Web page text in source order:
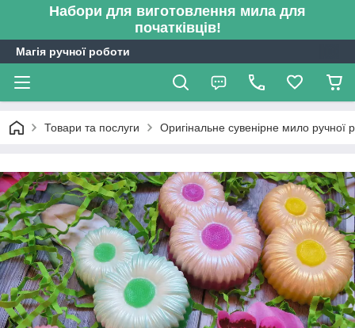
Набори для виготовлення мила для
початківців!
Магія ручної роботи
Товари та послуги Оригінальне сувенірне мило ручної